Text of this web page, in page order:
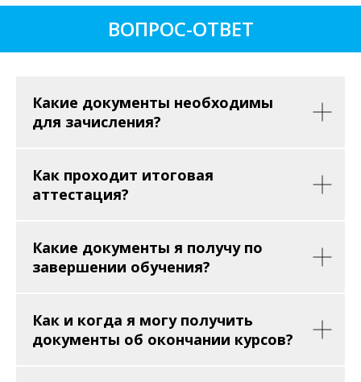
ВОПРОС-ОТВЕТ
Какие документы необходимы
для зачисления?
Как проходит итоговая
аттестация?
Какие документы я получу по
завершении обучения?
Как и когда я могу получить
документы об окончании курсов?